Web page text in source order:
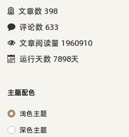
文章数 398
评论数 633
文章阅读量 1960910
运行天数 7898天
主题配色
浅色主题
深色主题